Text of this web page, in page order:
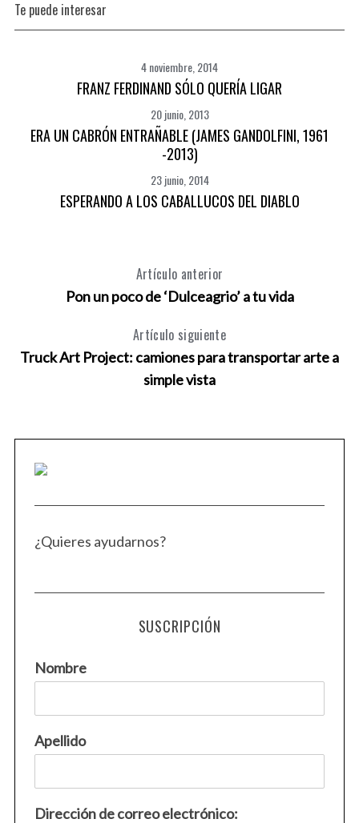
Te puede interesar
4 noviembre, 2014
FRANZ FERDINAND SÓLO QUERÍA LIGAR
20 junio, 2013
ERA UN CABRÓN ENTRAÑABLE (JAMES GANDOLFINI, 1961
-2013)
23 junio, 2014
ESPERANDO A LOS CABALLUCOS DEL DIABLO
Artículo anterior
Pon un poco de ‘Dulceagrio’ a tu vida
Artículo siguiente
Truck Art Project: camiones para transportar arte a
simple vista
¿Quieres ayudarnos?
SUSCRIPCIÓN
Nombre
Apellido
Dirección de correo electrónico: